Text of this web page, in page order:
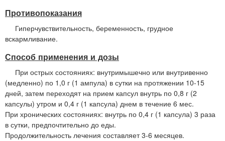
Противопоказания
Гиперчувствительность, беременность, грудное
вскармливание.
Способ применения и дозы
При острых состояниях: внутримышечно или внутривенно
(медленно) по 1,0 г (1 ампула) в сутки на протяжении 10-15
дней, затем переходят на прием капсул внутрь по 0,8 г (2
капсулы) утром и 0,4 г (1 капсула) днем в течение 6 мес.
При хронических состояниях: внутрь по 0,4 г (1 капсула) 3 раза
в сутки, предпочтительно до еды.
Продолжительность лечения составляет 3-6 месяцев.